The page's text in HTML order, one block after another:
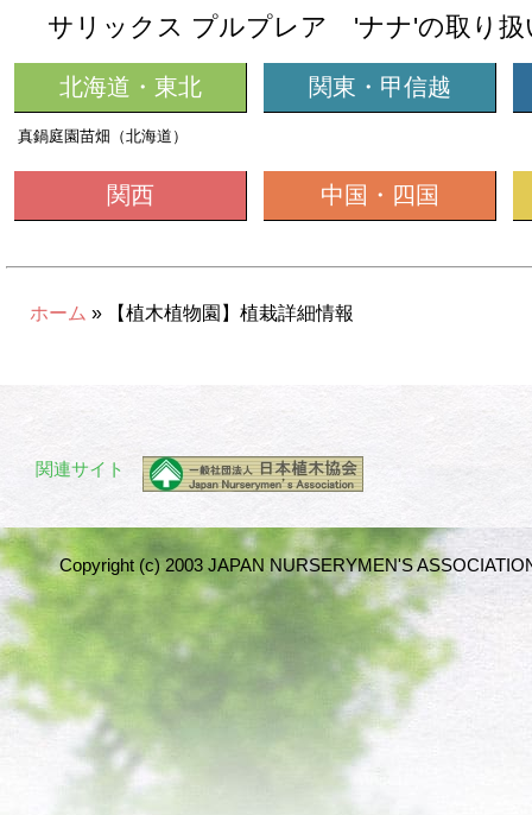
サリックス プルプレア 'ナナ'の取り扱
北海道・東北
真鍋庭園苗畑（北海道）
関東・甲信越
関西 中国・四国
ホーム » 【植木植物園】植栽詳細情報
関連サイト
Copyright (c) 2003 JAPAN NURSERYMEN'S